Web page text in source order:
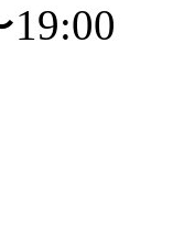
19:00